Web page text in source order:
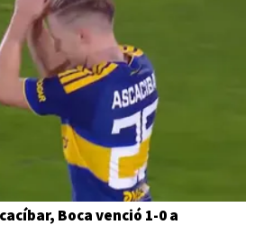
Boca venció 1-0 a